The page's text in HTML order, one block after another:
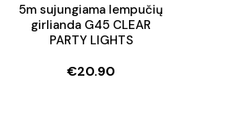
5m sujungiama lempučių
girlianda G45 CLEAR
PARTY LIGHTS
€20.90